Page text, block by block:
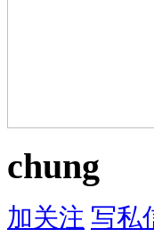
chung
加关注 写私